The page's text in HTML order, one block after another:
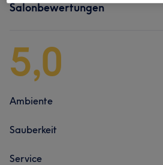
Salonbewertungen
5,0
Ambiente
Sauberkeit
Service